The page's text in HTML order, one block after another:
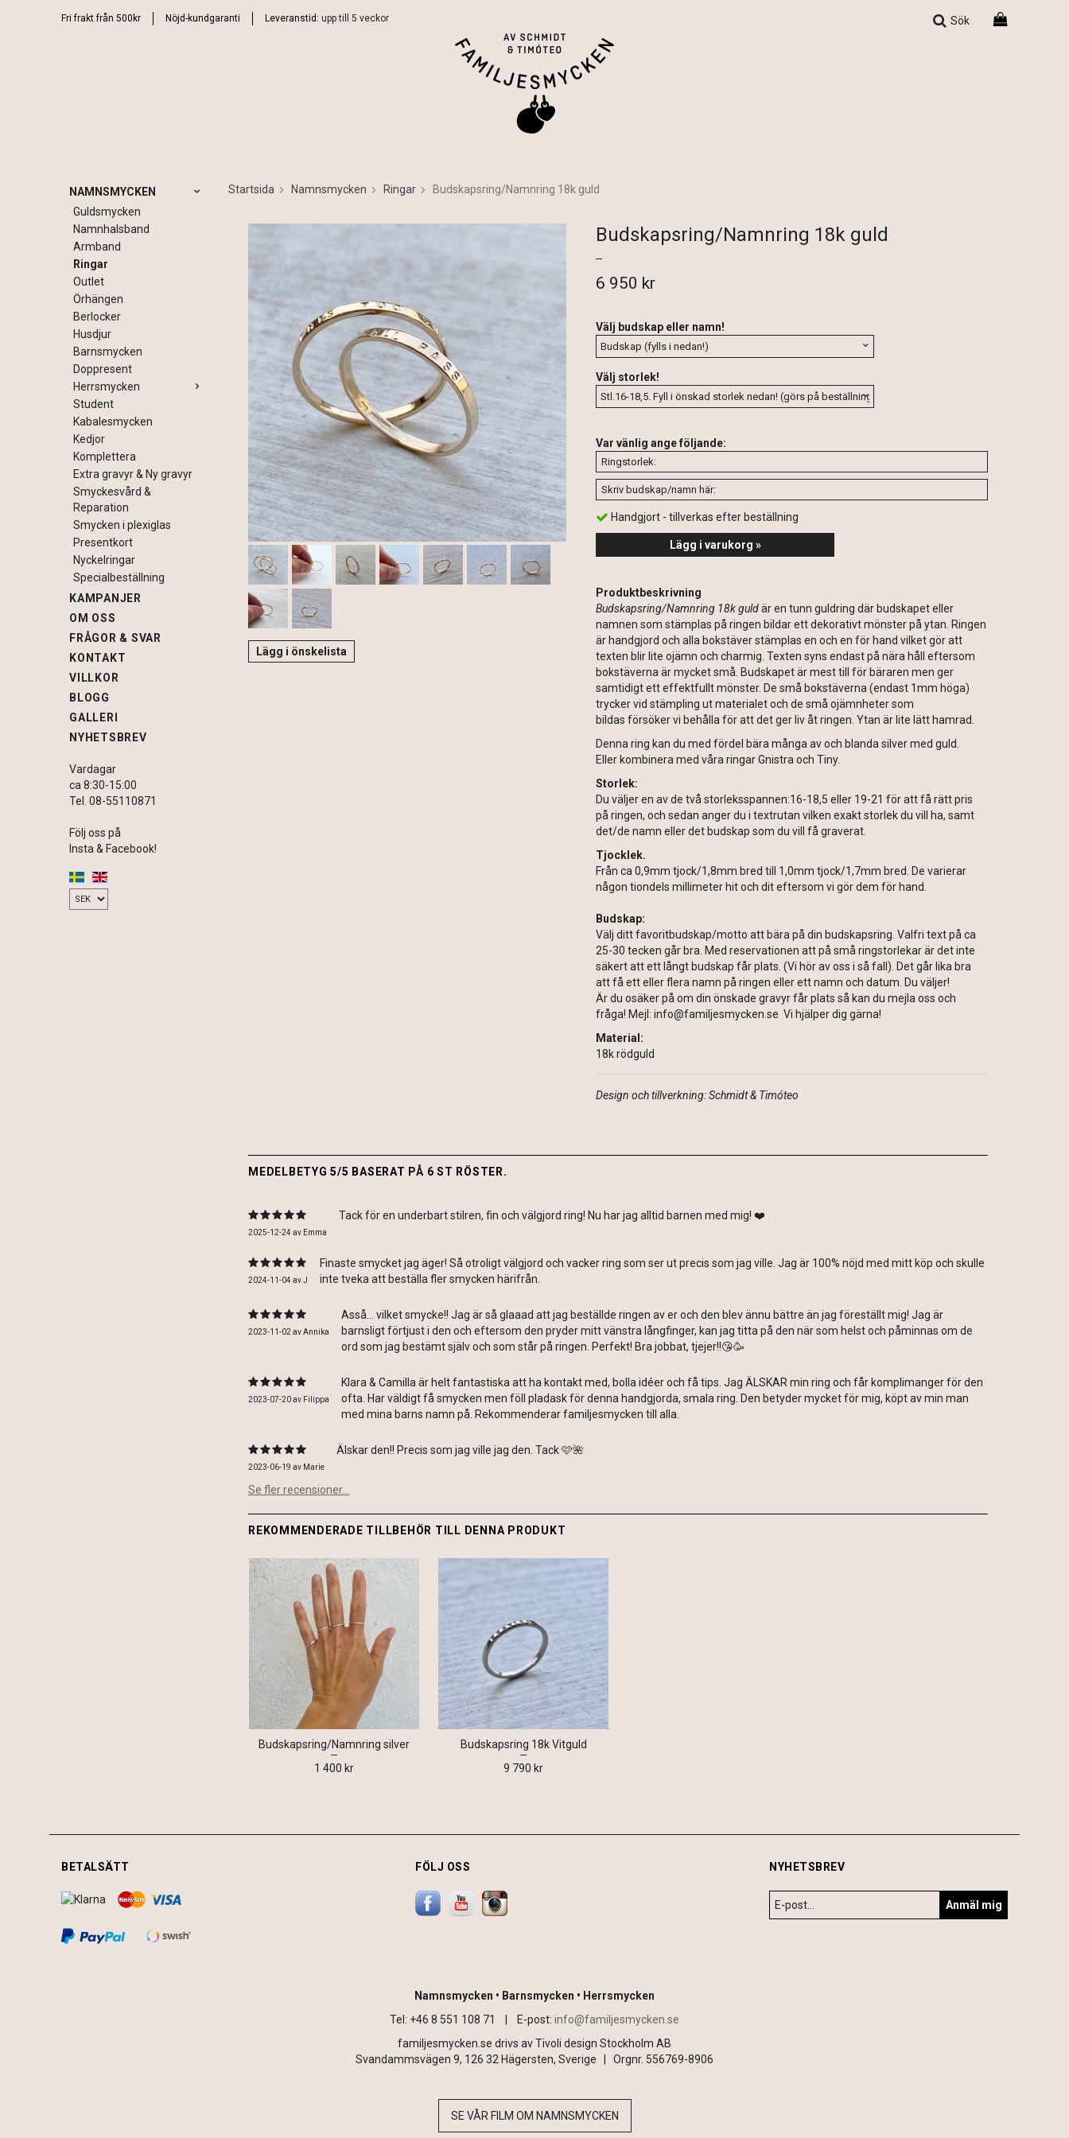
Fri frakt från 500kr Nöjd-kundgaranti Leveranstid: upp till 5 veckor Sök
NAMNSMYCKEN
Guldsmycken
Namnhalsband
Armband
Ringar
Outlet
Örhängen
Berlocker
Husdjur
Barnsmycken
Doppresent
Herrsmycken
Student
Kabalesmycken
Kedjor
Komplettera
Extra gravyr & Ny gravyr
Smyckesvård &
Reparation
Smycken i plexiglas
Presentkort
Nyckelringar
Specialbeställning
KAMPANJER
OM OSS
FRÅGOR & SVAR
KONTAKT
VILLKOR
BLOGG
GALLERI
NYHETSBREV
Vardagar
ca 8:30-15:00
Tel. 08-55110871
Följ oss på
Insta & Facebook!
Startsida Namnsmycken Ringar Budskapsring/Namnring 18k guld
Budskapsring/Namnring 18k guld
6 950 kr
Välj budskap eller namn!
Välj storlek!
Var vänlig ange följande:
Handgjort - tillverkas efter beställning
Lägg i varukorg »
Produktbeskrivning
Budskapsring/Namnring 18k guldär en tunn guldring där budskapet eller
namnen som stämplas på ringen bildar ett dekorativt mönster på ytan. Ringen
är handgjord och alla bokstäver stämplas en och en för hand vilket gör att
texten blir lite ojämn och charmig. Texten syns endast på nära håll eftersom
bokstäverna är mycket små. Budskapet är mest till för bäraren men ger
samtidigt ett effektfullt mönster. De små bokstäverna (endast 1mm höga)
trycker vid stämpling ut materialet och de små ojämnheter som
bildas försöker vi behålla för att det ger liv åt ringen. Ytan är lite lätt hamrad.
Denna ring kan du med fördel bära många av och blanda silver med guld.
Eller kombinera med våra ringar Gnistra och Tiny.
Storlek:
Du väljer en av de två storleksspannen:16-18,5 eller 19-21 för att få rätt pris
på ringen, och sedan anger du i textrutan vilken exakt storlek du vill ha, samt
det/de namn eller det budskap som du vill få graverat.
Tjocklek.
Från ca 0,9mm tjock/1,8mm bred till 1,0mm tjock/1,7mm bred. De varierar
någon tiondels millimeter hit och dit eftersom vi gör dem för hand.
Budskap:
Välj ditt favoritbudskap/motto att bära på din budskapsring. Valfri text på ca
25-30 tecken går bra. Med reservationen att på små ringstorlekar är det inte
säkert att ett långt budskap får plats. (Vi hör av oss i så fall). Det går lika bra
att få ett eller flera namn på ringen eller ett namn och datum. Du väljer!
Är du osäker på om din önskade gravyr får plats så kan du mejla oss och
fråga! Mejl: info@familjesmycken.se Vi hjälper dig gärna!
Material:
18k rödguld
Design och tillverkning: Schmidt & Timóteo
Lägg i önskelista
MEDELBETYG 5/5 BASERAT PÅ 6 ST RÖSTER.
2025-12-24 av Emma
Tack för en underbart stilren, fin och välgjord ring! Nu har jag alltid barnen med mig! ❤️
2024-11-04 avJ
Finaste smycket jag äger! Så otroligt välgjord och vacker ring som ser ut precis som jag ville. Jag är 100% nöjd med mitt köp och skulle
inte tveka att beställa fler smycken härifrån.
2023-11-02avAnnika
Asså… vilket smycke!! Jag är så glaaad att jag beställde ringen av er och den blev ännu bättre än jag föreställt mig! Jag är
barnsligt förtjust i den och eftersom den pryder mitt vänstra långfinger, kan jag titta på den när som helst och påminnas om de
ord som jag bestämt själv och som står på ringen. Perfekt! Bra jobbat, tjejer!!😘🥳
2023-07-20av Filippa
Klara & Camilla är helt fantastiska att ha kontakt med, bolla idéer och få tips. Jag ÄLSKAR min ring och får komplimanger för den
ofta. Har väldigt få smycken men föll pladask för denna handgjorda, smala ring. Den betyder mycket för mig, köpt av min man
med mina barns namn på. Rekommenderar familjesmycken till alla.
2023-06-19 av Marie
Älskar den!! Precis som jag ville jag den. Tack 🩷🌺
Se fler recensioner...
REKOMMENDERADE TILLBEHÖR TILL DENNA PRODUKT
Budskapsring/Namnring silver
1 400 kr
Budskapsring 18k Vitguld
9 790 kr
BETALSÄTT FÖLJ OSS NYHETSBREV
Anmäl mig
Namnsmycken • Barnsmycken • Herrsmycken
Tel: +46 8 551 108 71 |
E-post: info@familjesmycken.se
familjesmycken.se drivs av Tivoli design Stockholm AB
Svandammsvägen 9, 126 32 Hägersten, Sverige | Orgnr. 556769-8906
SE VÅR FILM OM NAMNSMYCKEN